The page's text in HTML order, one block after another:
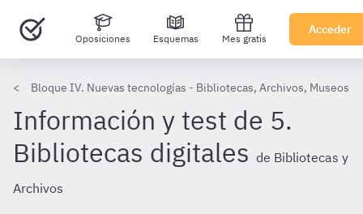
Oposiciones Esquemas Mes gratis
Acceder
Bloque IV. Nuevas tecnologías - Bibliotecas, Archivos, Museos
Información y test de 5.
Bibliotecas digitales de Bibliotecas y
Archivos